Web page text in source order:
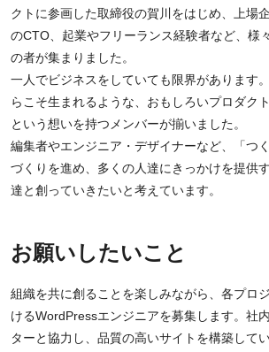
クトに参画した取締役の賀川をはじめ、上場
のCTO、起業やフリーランス経験者など、様
の者が集まりました。
一人でビジネスをしていても限界があります
らこそ生まれるような、おもしろいプロダク
という想いを持つメンバーが揃いました。
編集者やエンジニア・デザイナーなど、「つ
づくりを進め、多くの人達にきっかけを提供
達と創っていきたいと考えています。
お願いしたいこと
組織を共に創ることを楽しみながら、各プロ
けるWordPressエンジニアを募集します。社
ターと協力し、品質の高いサイトを構築して